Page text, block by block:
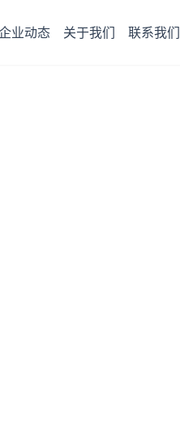
业动态 关于我们 联系我们